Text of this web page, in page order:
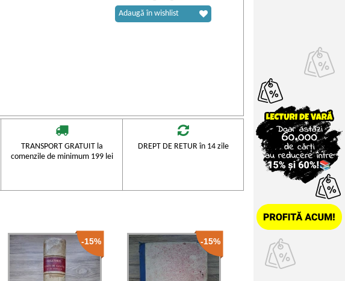
Adaugă în wishlist
TRANSPORT GRATUIT la
comenzile de minimum 199 lei
DREPT DE RETUR în 14 zile
-15% -15%